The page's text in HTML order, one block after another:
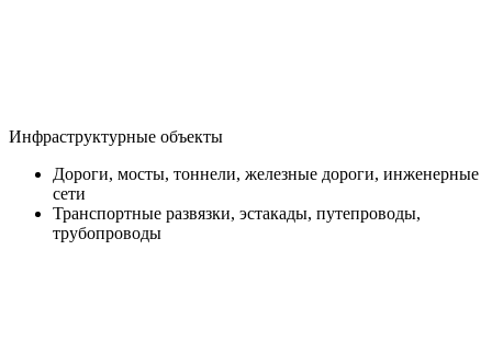
Инфраструктурные объекты
Дороги, мосты, тоннели, железные дороги, инженерные
сети
Транспортные развязки, эстакады, путепроводы,
трубопроводы